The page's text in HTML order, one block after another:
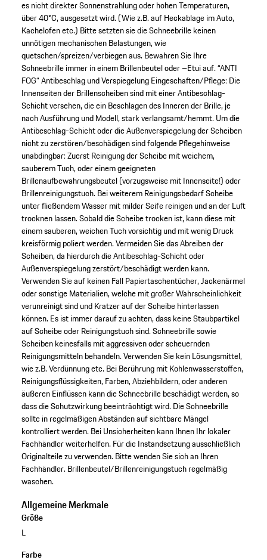
es nicht direkter Sonnenstrahlung oder hohen Temperaturen,
über 40°C, ausgesetzt wird. (Wie z.B. auf Heckablage im Auto,
Kachelofen etc.) Bitte setzten sie die Schneebrille keinen
unnötigen mechanischen Belastungen, wie
quetschen/spreizen/verbiegen aus. Bewahren Sie Ihre
Schneebrille immer in einem Brillenbeutel oder –Etui auf. “ANTI
FOG“ Antibeschlag und Verspiegelung Eingeschaften/Pflege: Die
Innenseiten der Brillenscheiben sind mit einer Antibeschlag-
Schicht versehen, die ein Beschlagen des Inneren der Brille, je
nach Ausführung und Modell, stark verlangsamt/hemmt. Um die
Antibeschlag-Schicht oder die Außenverspiegelung der Scheiben
nicht zu zerstören/beschädigen sind folgende Pflegehinweise
unabdingbar: Zuerst Reinigung der Scheibe mit weichem,
sauberem Tuch, oder einem geeigneten
Brillenaufbewahrungsbeutel (vorzugsweise mit Innenseite!) oder
Brillenreinigungstuch. Bei weiterem Reinigungsbedarf Scheibe
unter fließendem Wasser mit milder Seife reinigen und an der Luft
trocknen lassen. Sobald die Scheibe trocken ist, kann diese mit
einem sauberen, weichen Tuch vorsichtig und mit wenig Druck
kreisförmig poliert werden. Vermeiden Sie das Abreiben der
Scheiben, da hierdurch die Antibeschlag-Schicht oder
Außenverspiegelung zerstört/beschädigt werden kann.
Verwenden Sie auf keinen Fall Papiertaschentücher, Jackenärmel
oder sonstige Materialien, welche mit großer Wahrscheinlichkeit
verunreinigt sind und Kratzer auf der Scheibe hinterlassen
können. Es ist immer darauf zu achten, dass keine Staubpartikel
auf Scheibe oder Reinigungstuch sind. Schneebrille sowie
Scheiben keinesfalls mit aggressiven oder scheuernden
Reinigungsmitteln behandeln. Verwenden Sie kein Lösungsmittel,
wie z.B. Verdünnung etc. Bei Berührung mit Kohlenwasserstoffen,
Reinigungsflüssigkeiten, Farben, Abziehbildern, oder anderen
äußeren Einflüssen kann die Schneebrille beschädigt werden, so
dass die Schutzwirkung beeinträchtigt wird. Die Schneebrille
sollte in regelmäßigen Abständen auf sichtbare Mängel
kontrolliert werden. Bei Unsicherheiten kann Ihnen Ihr lokaler
Fachhändler weiterhelfen. Für die Instandsetzung ausschließlich
Originalteile zu verwenden. Bitte wenden Sie sich an Ihren
Fachhändler. Brillenbeutel/Brillenreinigungstuch regelmäßig
waschen.
Allgemeine Merkmale
Größe
L
Farbe